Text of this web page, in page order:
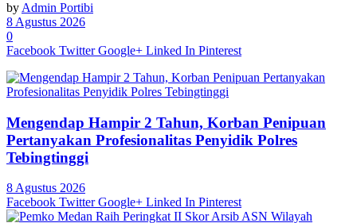
by Admin Portibi
8 Agustus 2026
0
Facebook Twitter Google+ Linked In Pinterest
Mengendap Hampir 2 Tahun, Korban Penipuan
Pertanyakan Profesionalitas Penyidik Polres
Tebingtinggi
8 Agustus 2026
Facebook Twitter Google+ Linked In Pinterest